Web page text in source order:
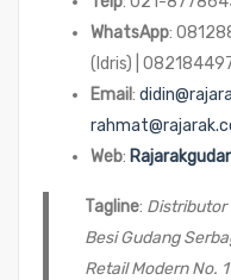
WhatsApp:
(Idris) |
Email:
Web:
Tagline: Distributor
Besi Gudang
Retail Modern No.